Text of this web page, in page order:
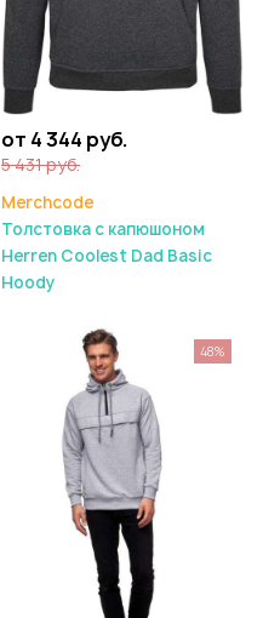
от 4 344 руб.
5 431 руб.
Merchcode
Толстовка с капюшоном
Herren Coolest Dad Basic
Hoody
48%